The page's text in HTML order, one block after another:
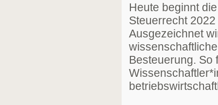
Heute beginnt
Steuerrecht
Ausgezeichnet
Besteuerung. So